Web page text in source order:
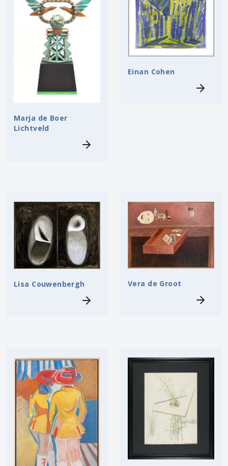
Marja de Boer
Lichtveld
Einan Cohen
Lisa Couwenbergh Vera de Groot